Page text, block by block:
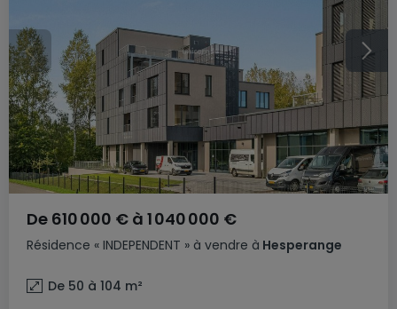
Résidence « INDEPENDENT » à vendre à Hesperange
De 610 000 € à 1 040 000 €
De 50 à 104 m²